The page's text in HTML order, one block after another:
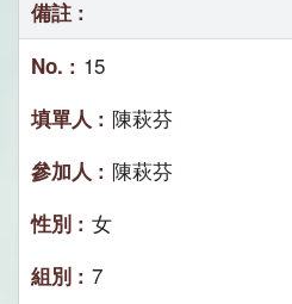
15
陳萩芬
陳萩芬
女
7